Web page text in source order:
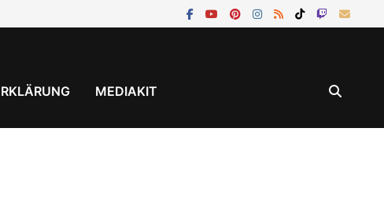
MEDIAKIT